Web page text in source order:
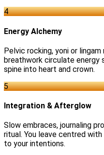
4
Energy Alchemy
Pelvic rocking, yoni or lingam
breathwork circulate energy
spine into heart and crown.
5
Integration & Afterglow
Slow embraces, journaling
ritual. You leave centred
to your intentions.